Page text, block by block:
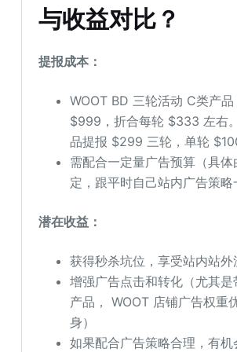
与收益对比？
提报成本：
WOOT BD 三轮活动 C类产
$999，折合每轮 $333 左右
品提报 $299 三轮，单轮
需配合一定量广告预算（具
定，跟平时自己站内广告策略
潜在收益：
获得秒杀坑位，享受站内站外
增强广告点击和转化（尤其是
产品， WOOT 店铺广告权重
身）
如果配合广告策略合理，有